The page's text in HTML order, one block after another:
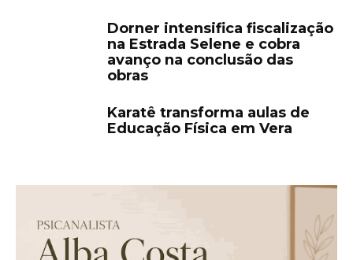
Dorner intensifica fiscalização
na Estrada Selene e cobra
avanço na conclusão das
obras
Karatê transforma aulas de
Educação Física em Vera